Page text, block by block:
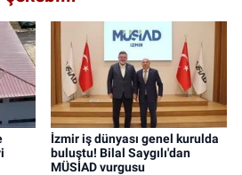
İzmir iş dünyası genel kurulda
buluştu! Bilal Saygılı'dan
MÜSİAD vurgusu